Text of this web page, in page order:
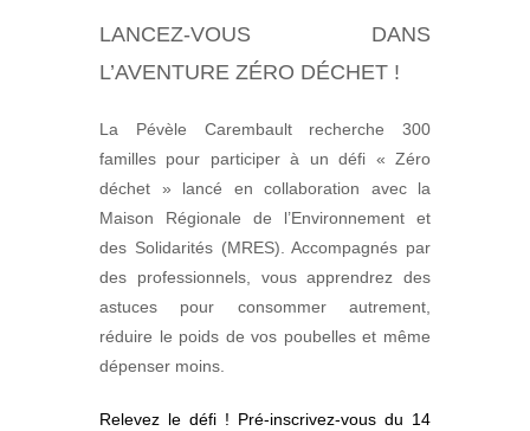
LANCEZ-VOUS DANS
L’AVENTURE ZÉRO DÉCHET !
La Pévèle Carembault recherche 300
familles pour participer à un défi « Zéro
déchet » lancé en collaboration avec la
Maison Régionale de l’Environnement et
des Solidarités (MRES). Accompagnés par
des professionnels, vous apprendrez des
astuces pour consommer autrement,
réduire le poids de vos poubelles et même
dépenser moins.
Relevez le défi ! Pré-inscrivez-vous du 14